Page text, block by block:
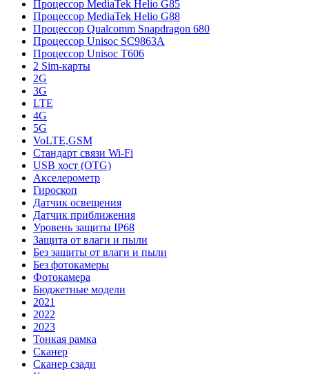
Процессор MediaTek Helio G85
Процессор MediaTek Helio G88
Процессор Qualcomm Snapdragon 680
Процессор Unisoc SC9863A
Процессор Unisoc T606
2 Sim-карты
2G
3G
LTE
4G
5G
VoLTE,GSM
Стандарт связи Wi-Fi
USB хост (OTG)
Акселерометр
Гироскоп
Датчик освещения
Датчик приближения
Уровень защиты IP68
Защита от влаги и пыли
Без защиты от влаги и пыли
Без фотокамеры
Фотокамера
Бюджетные модели
2021
2022
2023
Тонкая рамка
Сканер
Сканер сзади